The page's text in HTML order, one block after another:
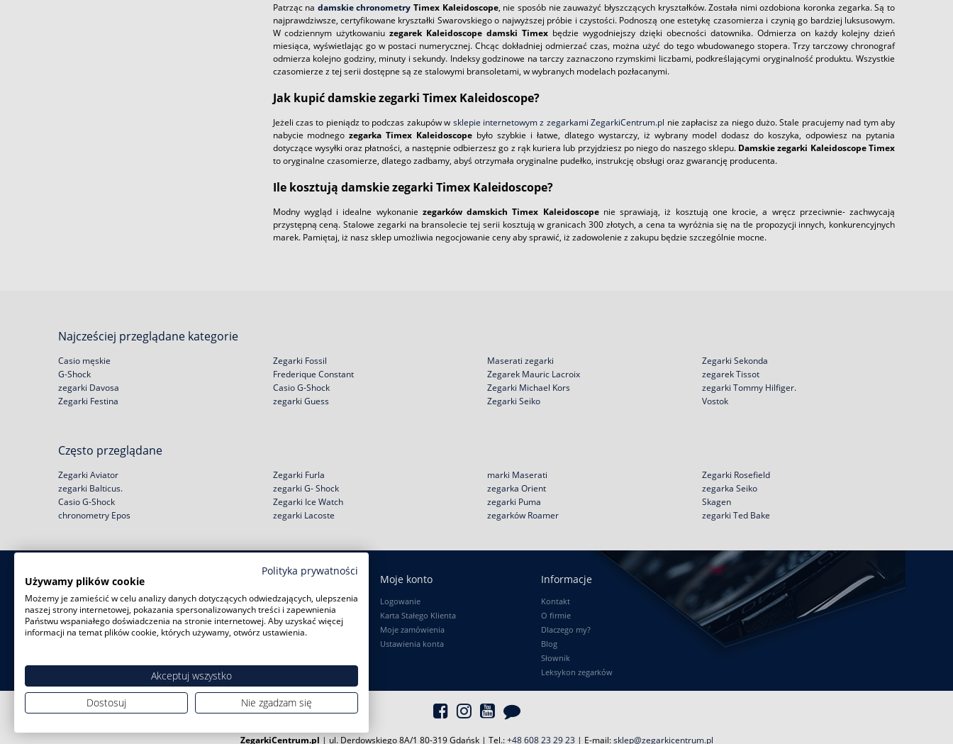
Patrząc na damskie chronometry Timex Kaleidoscope, nie sposób nie zauważyć błyszczących kryształków. Została nimi ozdobiona koronka zegarka. Są to
najprawdziwsze, certyfikowane kryształki Swarovskiego o najwyższej próbie i czystości. Podnoszą one estetykę czasomierza i czynią go bardziej luksusowym.
W codziennym użytkowaniuzegarek Kaleidoscope damski Timex będzie wygodniejszy dzięki obecności datownika. Odmierza on każdy kolejny dzień
miesiąca, wyświetlając go w postaci numerycznej. Chcąc dokładniej odmierzać czas, można użyć do tego wbudowanego stopera. Trzy tarczowy chronograf
odmierza kolejno godziny, minuty i sekundy. Indeksy godzinowe na tarczy zaznaczono rzymskimi liczbami, podkreślającymi oryginalność produktu. Wszystkie
czasomierze z tej serii dostępne są ze stalowymi bransoletami, w wybranych modelach pozłacanymi.
Jak kupić damskie zegarki Timex Kaleidoscope?
Jeżeli czas to pieniądz to podczas zakupów w sklepie internetowym z zegarkami ZegarkiCentrum.pl nie zapłacisz za niego dużo. Stale pracujemy nad tym aby
nabycie modnegozegarka Timex Kaleidoscope było szybkie i łatwe, dlatego wystarczy, iż wybrany model dodasz do koszyka, odpowiesz na pytania
dotyczące wysyłki oraz płatności, a następnie odbierzesz go z rąk kuriera lub przyjdziesz po niego do naszego sklepu. Damskie zegarki Kaleidoscope Timex
to oryginalne czasomierze, dlatego zadbamy, abyś otrzymała oryginalne pudełko, instrukcję obsługi oraz gwarancję producenta.
Ile kosztują damskie zegarki Timex Kaleidoscope?
Modny wygląd i idealne wykonanie zegarków damskich Timex Kaleidoscopenie sprawiają, iż kosztują one krocie, a wręcz przeciwnie- zachwycają
przystępną ceną. Stalowe zegarki na bransolecie tej serii kosztują w granicach 300 złotych, a cena ta wyróżnia się na tle propozycji innych, konkurencyjnych
marek. Pamiętaj, iż nasz sklep umożliwia negocjowanie ceny aby sprawić, iż zadowolenie z zakupu będzie szczególnie mocne.
Najcześciej przeglądane kategorie
Casio męskie
G-Shock
zegarki Davosa
Zegarki Festina
Zegarki Fossil
Frederique Constant
Casio G-Shock
zegarki Guess
Maserati zegarki
Zegarek Mauric Lacroix
Zegarki Michael Kors
Zegarki Seiko
Zegarki Sekonda
zegarek Tissot
zegarki Tommy Hilfiger.
Vostok
Często przeglądane
Zegarki Aviator
zegarki Balticus.
Casio G-Shock
chronometry Epos
Zegarki Furla
zegarki G- Shock
Zegarki Ice Watch
zegarki Lacoste
marki Maserati
zegarka Orient
zegarki Puma
zegarków Roamer
Zegarki Rosefield
zegarka Seiko
Skagen
zegarki Ted Bake
Zakupy
Zwroty i wymiany
Negocjacja ceny
Rabat na start!
Reklamacje
Regulamin
Jak kupić na raty?
Zużyty sprzęt
Moje konto
Logowanie
Karta Stałego Klienta
Moje zamówienia
Ustawienia konta
Informacje
Kontakt
O firmie
Dlaczego my?
Blog
Słownik
Leksykon zegarków
ZegarkiCentrum.pl | ul. Derdowskiego 8A/1 80-319 Gdańsk | Tel.:+48 608 23 29 23 | E-mail:sklep@zegarkicentrum.pl
Polityka prywatności
Używamy plików cookie
Możemy je zamieścić w celu analizy danych dotyczących odwiedzających, ulepszenia
naszej strony internetowej, pokazania spersonalizowanych treści i zapewnienia
Państwu wspaniałego doświadczenia na stronie internetowej. Aby uzyskać więcej
informacji na temat plików cookie, których używamy, otwórz ustawienia.
Akceptuj wszystko
Dostosuj
Nie zgadzam się